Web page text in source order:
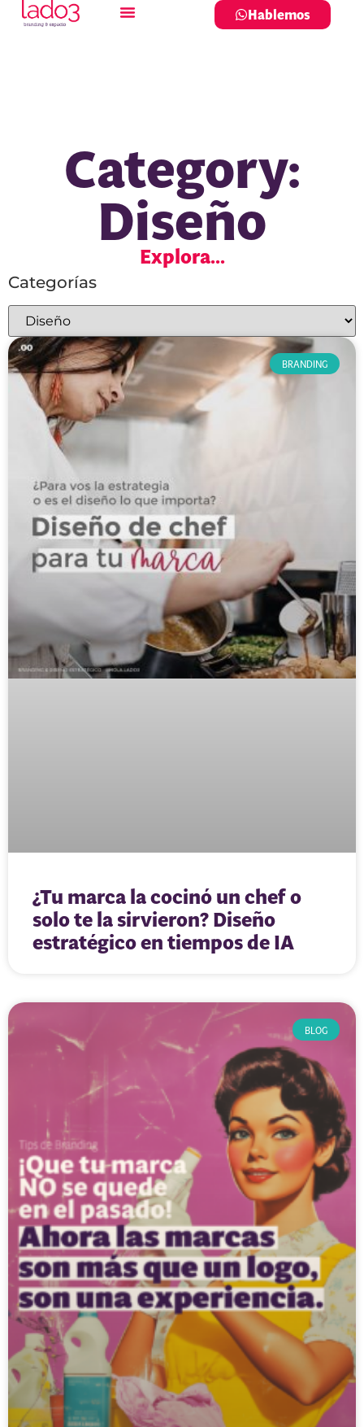
Hablemos
Category:
Diseño
Explora...
Categorías
BRANDING
¿Tu marca la cocinó un chef o
solo te la sirvieron? Diseño
estratégico en tiempos de IA
BLOG